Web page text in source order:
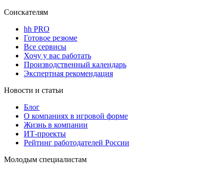
Соискателям
hh PRO
Готовое резюме
Все сервисы
Хочу у вас работать
Производственный календарь
Экспертная рекомендация
Новости и статьи
Блог
О компаниях в игровой форме
Жизнь в компании
ИТ-проекты
Рейтинг работодателей России
Молодым специалистам